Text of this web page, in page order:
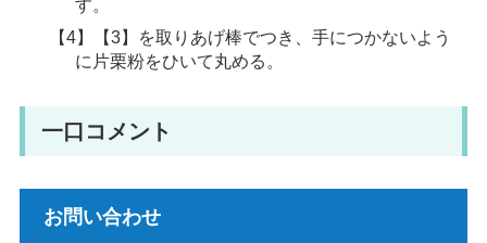
す。
【4】【3】を取りあげ棒でつき、手につかないよう
に片栗粉をひいて丸める。
一口コメント
お問い合わせ